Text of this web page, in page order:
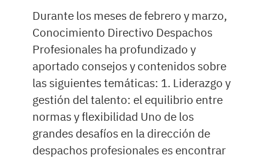
Durante los meses de febrero y marzo,
Conocimiento Directivo Despachos
Profesionales ha profundizado y
aportado consejos y contenidos sobre
las siguientes temáticas: 1. Liderazgo y
gestión del talento: el equilibrio entre
normas y flexibilidad Uno de los
grandes desafíos en la dirección de
despachos profesionales es encontrar